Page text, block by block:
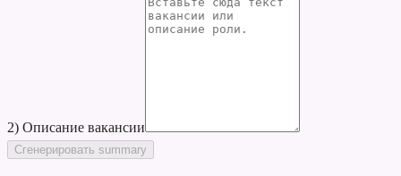
2) Описание вакансии
Сгенерировать summary